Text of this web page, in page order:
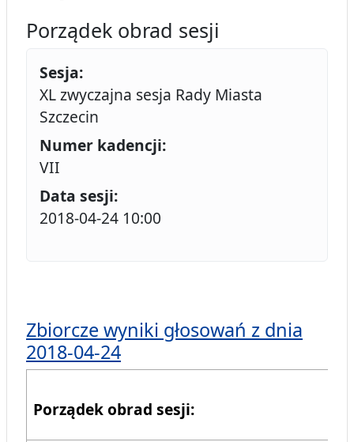
Porządek obrad sesji
Sesja:
XL zwyczajna sesja Rady Miasta
Szczecin
Numer kadencji:
VII
Data sesji:
2018-04-24 10:00
Zbiorcze wyniki głosowań z dnia
2018-04-24
Porządek obrad sesji: